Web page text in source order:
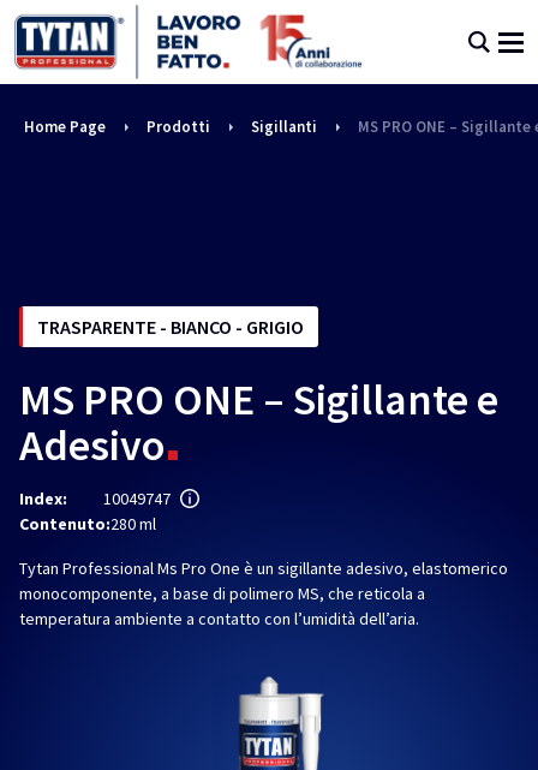
Home Page Prodotti Sigillanti MS PRO ONE – Sigillante
TRASPARENTE - BIANCO - GRIGIO
MS PRO ONE – Sigillante e
Adesivo
Index:
10049747
Contenuto:280 ml
Tytan Professional Ms Pro One è un sigillante adesivo, elastomerico
monocomponente, a base di polimero MS, che reticola a
temperatura ambiente a contatto con l’umidità dell’aria.